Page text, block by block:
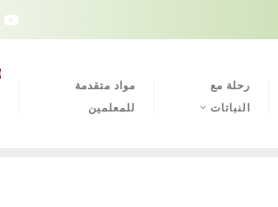
رحلة مع
النباتات
مواد متقدمة
للمعلمين